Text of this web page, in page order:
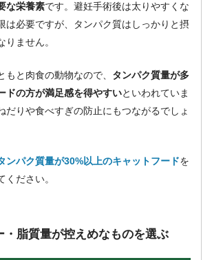
な栄養素です。避妊手術後は太りやすくな
は必要ですが、タンパク質はしっかりと摂
りません。
もと肉食の動物なので、 タンパク質量が多
ドの方が満足感を得やすいといわれていま
だりや食べすぎの防止にもつながるでしょ
ンパク質量が30%以上のキャットフードを
ください。
・脂質量が控えめなものを選ぶ